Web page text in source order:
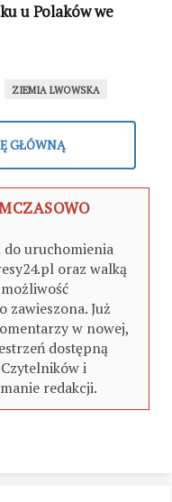
u Polaków we
ZIEMIA LWOWSKA
GŁÓWNĄ
uruchomienia
oraz walką
zawieszona. Już
w nowej,
dostępną
i
redakcji.